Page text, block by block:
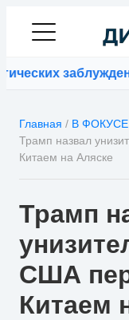
заблуждений
Главная / В ФОКУСЕ
Трамп назвал
Китаем на Аляске
Трамп
США
Китаем